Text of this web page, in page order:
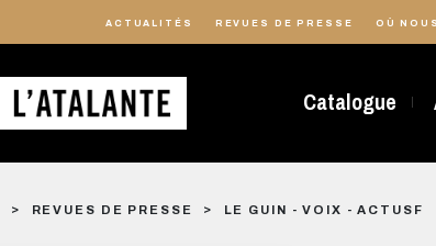
ACTUALITÉS REVUES DE PRESSE OÙ
Catalogue
REVUES DE PRESSE LE GUIN - VOIX - ACTUSF